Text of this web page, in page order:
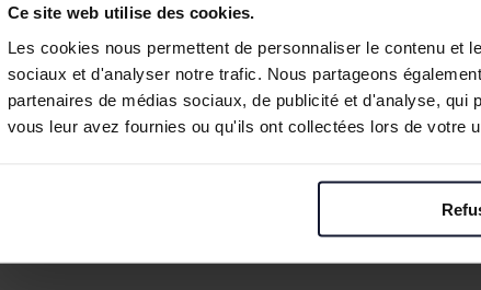
Ce site web utilise des cookies.
Les cookies nous permettent de personnaliser le contenu et
sociaux et d'analyser notre trafic. Nous partageons
partenaires de médias sociaux, de publicité et d'analyse,
vous leur avez fournies ou qu'ils ont collectées lors de votre